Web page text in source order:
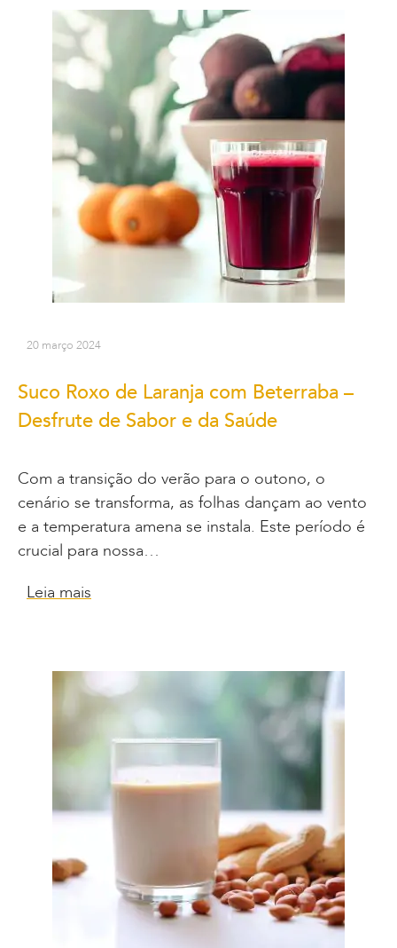
20 março 2024
Suco Roxo de Laranja com Beterraba –
Desfrute de Sabor e da Saúde
Com a transição do verão para o outono, o
cenário se transforma, as folhas dançam ao vento
e a temperatura amena se instala. Este período é
crucial para nossa…
Leia mais